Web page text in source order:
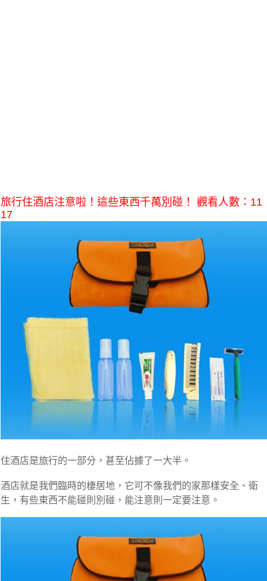
旅行住酒店注意啦！這些東西千萬別碰！ 觀看人數：11
17
住酒店是旅行的一部分，甚至佔據了一大半。
酒店就是我們臨時的棲居地，它可不像我們的家那樣安全、衛
生，有些東西不能碰則別碰，能注意則一定要注意。